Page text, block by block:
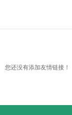
您还没有添加友情链接！